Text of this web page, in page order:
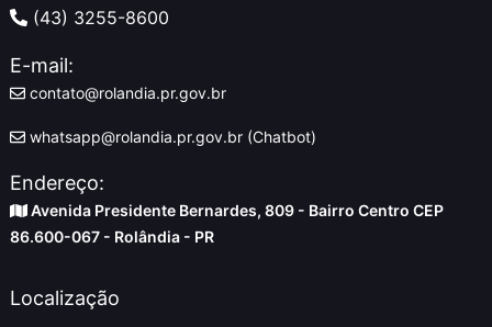
(43) 3255-8600
E-mail:
contato@rolandia.pr.gov.br
whatsapp@rolandia.pr.gov.br (Chatbot)
Endereço:
Avenida Presidente Bernardes, 809 - Bairro Centro CEP
86.600-067 - Rolândia - PR
Localização